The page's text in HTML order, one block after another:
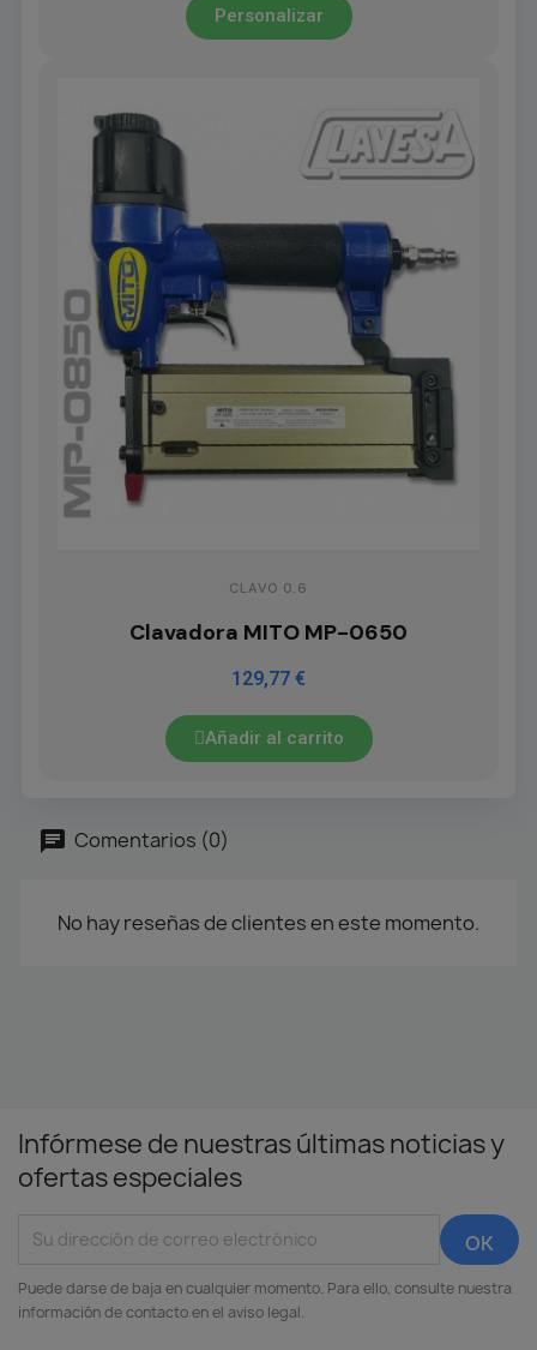
Personalizar
CLAVO 0.6
Clavadora MITO MP-0650
129,77 €
Añadir al carrito
Comentarios (0)
No hay reseñas de clientes en este momento.
Infórmese de nuestras últimas noticias y
ofertas especiales
Puede darse de baja en cualquier momento. Para ello, consulte nuestra
información de contacto en el aviso legal.